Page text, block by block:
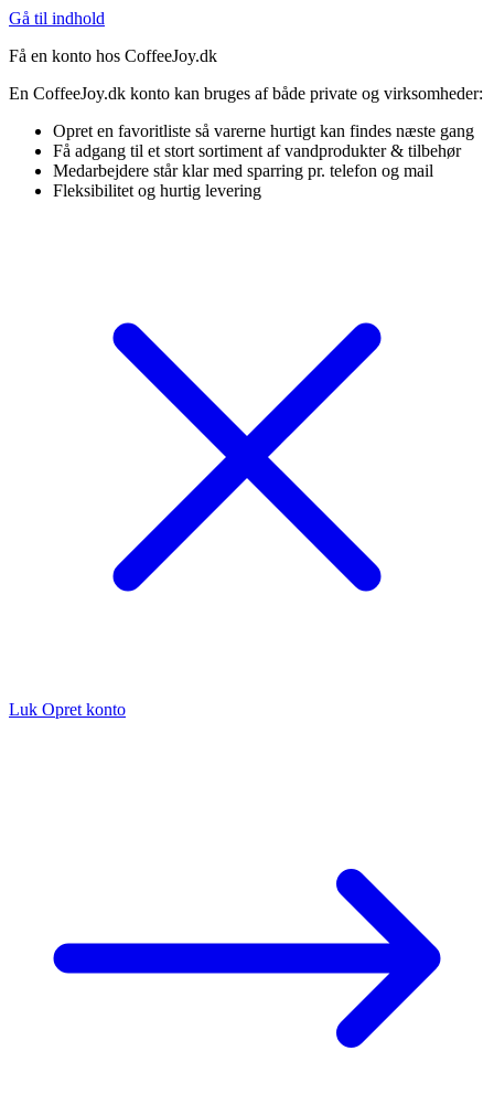
Gå til indhold
Få en konto hos CoffeeJoy.dk
En CoffeeJoy.dk konto kan bruges af både private og virksomheder:
Opret en favoritliste så varerne hurtigt kan findes næste gang
Få adgang til et stort sortiment af vandprodukter & tilbehør
Medarbejdere står klar med sparring pr. telefon og mail
Fleksibilitet og hurtig levering
Luk Opret konto